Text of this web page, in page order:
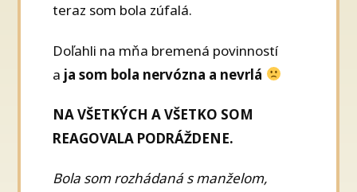
teraz som bola zúfalá.
Doľahli na mňa bremená povinností
a ja som bola nervózna a nevrlá
NA VŠETKÝCH A VŠETKO SOM
REAGOVALA PODRÁŽDENE.
Bola som rozhádaná s manželom,